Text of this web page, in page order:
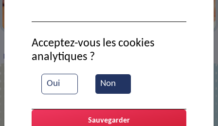
> VIE MUNICIPALE > Ressources documentaires
Répétition à AJT
Oui Non
Acceptez-vous les cookies
analytiques ?
Sauvegarder